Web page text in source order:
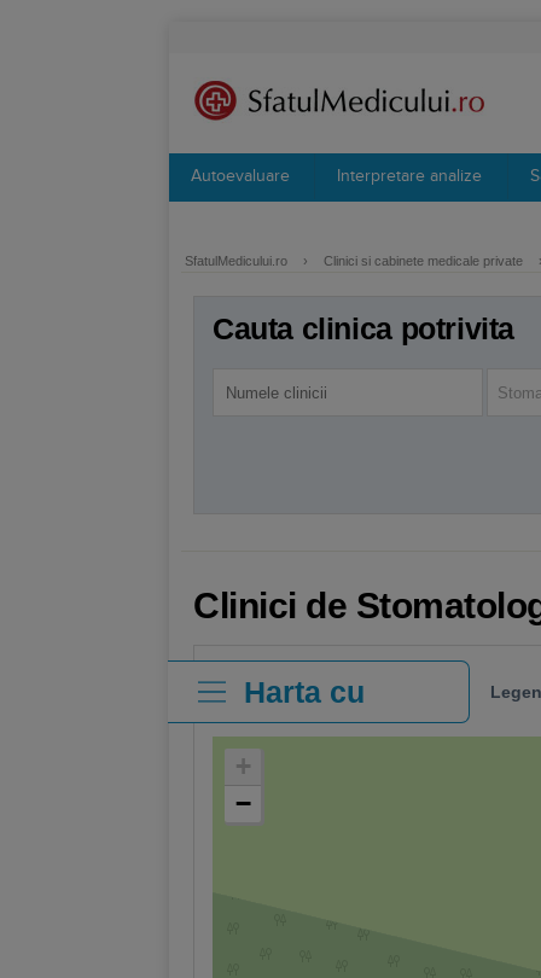
Autoevaluare Interpretare analize
SfatulMedicului.ro › Clinici si cabinete medicale private
Cauta clinica potrivita
Clinici de
Harta cu
clinici
+
−